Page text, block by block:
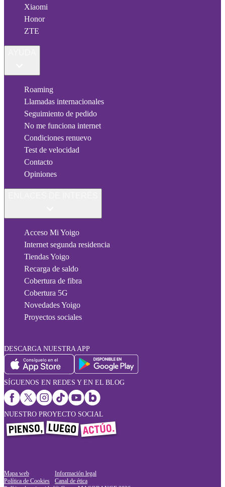
Xiaomi
Honor
ZTE
Roaming
Llamadas internacionales
Seguimiento de pedido
No me funciona internet
Condiciones renuevo
Test de velocidad
Contacto
Opiniones
Acceso Mi Yoigo
Internet segunda residencia
Tiendas Yoigo
Recarga de saldo
Cobertura de fibra
Cobertura 5G
Novedades Yoigo
Proyectos sociales
DESCARGA NUESTRA APP
SÍGUENOS EN REDES Y EN EL BLOG
NUESTRO PROYECTO SOCIAL
Mapa web
Política de Cookies
Información legal
Canal de ética